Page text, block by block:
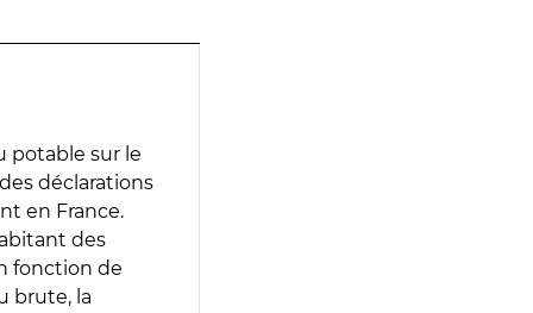
potable sur le
déclarations
en France.
des
fonction de
brute, la